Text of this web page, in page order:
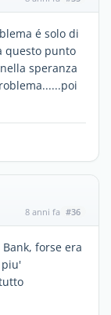
é solo di
questo punto
speranza
8 anni fa #36
forse era
piu'